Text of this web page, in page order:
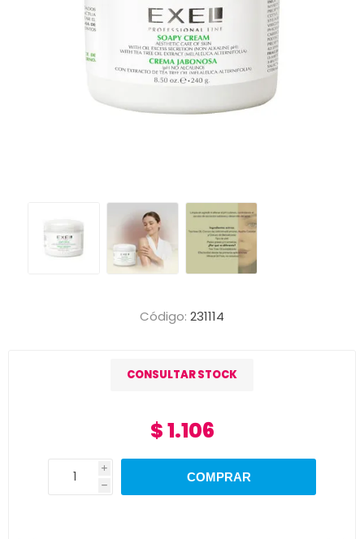
Código: 231114
CONSULTAR STOCK
$ 1.106
i
h